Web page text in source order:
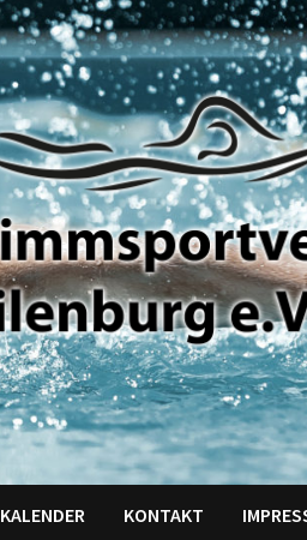
KALENDER KONTAKT